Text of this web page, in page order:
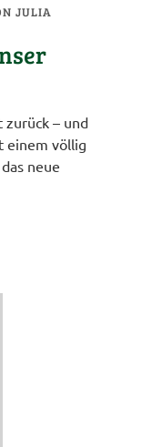
JULIA
zurück – und
einem völlig
neue